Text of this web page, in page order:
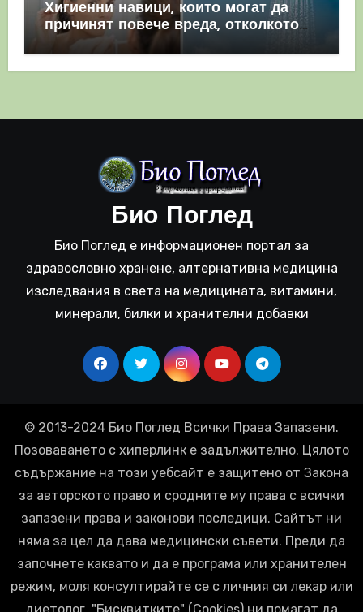
Хигиенни навици, които могат да
причинят повече вреда, отколкото
полза
Био Поглед
Био Поглед е информационен портал за
здравословно хранене, алтернативна медицина
изследвания в света на медицината, витамини,
минерали, билки и хранителни добавки
© 2013-2024 Био Поглед Всички Права Запазени.
Позоваването с хиперлинк е задължително. Цялото
съдържание на този уебсайт е защитено от Закона
за авторското право и сродните му права с всички
запазени права и законови последици. Сайтът ни
няма за цел да дава медицински съвети. Преди да
започнете каквато и да е програма или хранителен
режим, моля консултирайте се с личния си лекар или